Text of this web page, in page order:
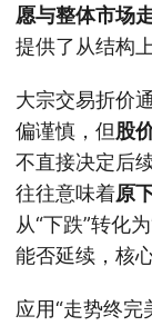
愿与整体市场
提供了从结构
大宗交易折价
偏谨慎，但股
不直接决定后
往往意味着原
从“下跌”转化
能否延续，核
应用“走势终完